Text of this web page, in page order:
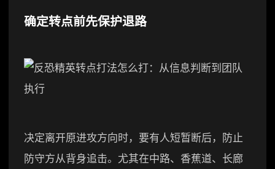
确定转点前先保护退路
决定离开原进攻方向时，要有人短暂断后，防止
防守方从背身追击。尤其在中路、香蕉道、长廊